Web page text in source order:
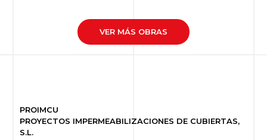
VER MÁS OBRAS
PROIMCU
PROYECTOS IMPERMEABILIZACIONES DE CUBIERTAS,
S.L.